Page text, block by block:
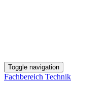
Toggle navigation
Fachbereich Technik